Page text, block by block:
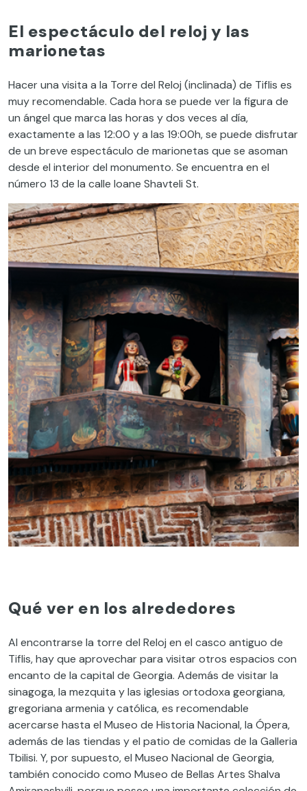
El espectáculo del reloj y las
marionetas
Hacer una visita a la Torre del Reloj (inclinada) de Tiflis es
muy recomendable. Cada hora se puede ver la figura de
un ángel que marca las horas y dos veces al día,
exactamente a las 12:00 y a las 19:00h, se puede disfrutar
de un breve espectáculo de marionetas que se asoman
desde el interior del monumento. Se encuentra en el
número 13 de la calle Ioane Shavteli St.
Qué ver en los alrededores
Al encontrarse la torre del Reloj en el casco antiguo de
Tiflis, hay que aprovechar para visitar otros espacios con
encanto de la capital de Georgia. Además de visitar la
sinagoga, la mezquita y las iglesias ortodoxa georgiana,
gregoriana armenia y católica, es recomendable
acercarse hasta el Museo de Historia Nacional, la Ópera,
además de las tiendas y el patio de comidas de la Galleria
Tbilisi. Y, por supuesto, el Museo Nacional de Georgia,
también conocido como Museo de Bellas Artes Shalva